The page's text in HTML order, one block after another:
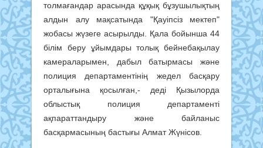
толмағандар арасында құқық бұзушылықтың
алдын алу мақсатында "Қауіпсіз мектеп"
жобасы жүзеге асырылды. Қала бойынша 44
білім беру ұйымдары толық бейнебақылау
камераларымен, дабыл батырмасы және
полиция департаментінің жедел басқару
орталығына қосылған,- деді Қызылорда
облыстық полиция департаменті
ақпараттандыру және байланыс
басқармасының бастығы Алмат Жүнісов.